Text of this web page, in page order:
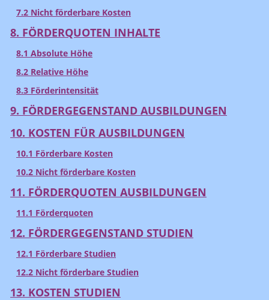
7.2 Nicht förderbare Kosten
8. FÖRDERQUOTEN INHALTE
8.1 Absolute Höhe
8.2 Relative Höhe
8.3 Förderintensität
9. FÖRDERGEGENSTAND AUSBILDUNGEN
10. KOSTEN FÜR AUSBILDUNGEN
10.1 Förderbare Kosten
10.2 Nicht förderbare Kosten
11. FÖRDERQUOTEN AUSBILDUNGEN
11.1 Förderquoten
12. FÖRDERGEGENSTAND STUDIEN
12.1 Förderbare Studien
12.2 Nicht förderbare Studien
13. KOSTEN STUDIEN